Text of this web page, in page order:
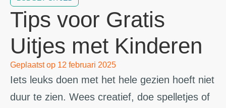
Tips voor Gratis
Uitjes met Kinderen
Geplaatst op 12 februari 2025
Iets leuks doen met het hele gezien hoeft niet
duur te zien. Wees creatief, doe spelletjes of